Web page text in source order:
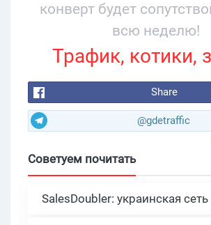
конверт будет
всю неделю!
Трафик, котики,
Share
@gdetraffic
Советуем почитать